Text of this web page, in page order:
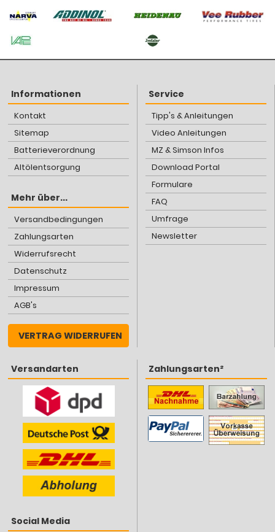
Informationen
Kontakt
Sitemap
Batterieverordnung
Altölentsorgung
Mehr über...
Versandbedingungen
Zahlungsarten
Widerrufsrecht
Datenschutz
Impressum
AGB's
VERTRAG WIDERRUFEN
Service
Tipp's & Anleitungen
Video Anleitungen
MZ & Simson Infos
Download Portal
Formulare
FAQ
Umfrage
Newsletter
Versandarten
Social Media
Zahlungsarten²